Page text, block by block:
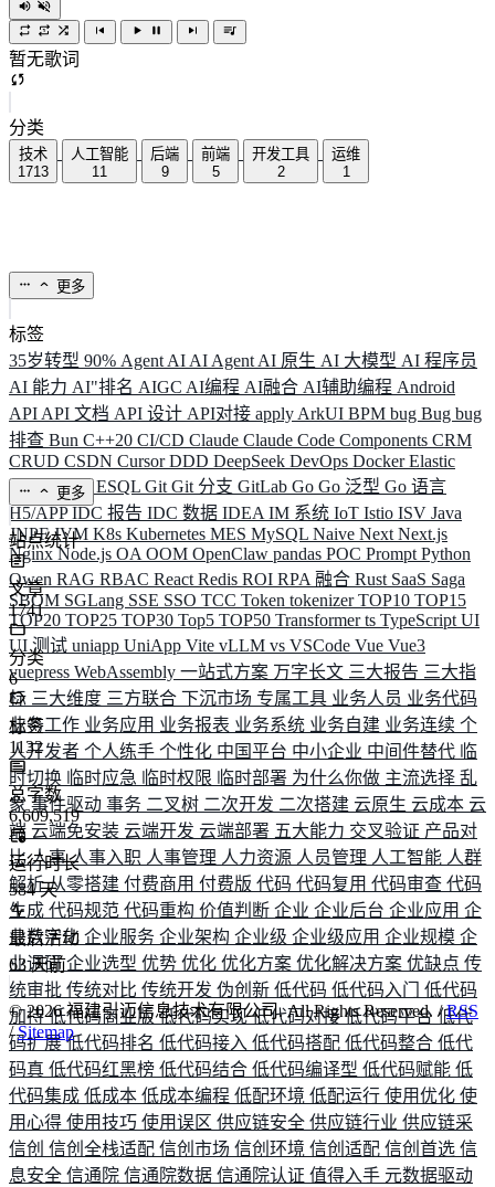
暂无歌词
分类
技术
1713
人工智能
11
后端
9
前端
5
开发工具
2
运维
1
更多
标签
35岁转型 90% AgentAIAI AgentAI 原生 AI 大模型 AI 程序员
AI 能力 AI"排名 AIGC AI编程 AI融合 AI辅助编程 Android
APIAPI 文档 API 设计 API对接 applyArkUI BPM bug Bug bug
排查 Bun C++20 CI/CD Claude Claude Code Components CRM
CRUD CSDN CursorDDD DeepSeek DevOps DockerElastic
ELK ElysiaESQL GitGit 分支 GitLab Go Go 泛型 Go 语言
H5/APPIDC 报告 IDC 数据 IDEAIM 系统 IoT Istio ISV Java
JNPFJVM K8s Kubernetes MES MySQL Naive NextNext.js
NginxNode.js OAOOM OpenClaw pandas POC PromptPython
Qwen RAG RBAC ReactRedis ROI RPA 融合 Rust SaaS Saga
SBOM SGLang SSE SSO TCC Token tokenizerTOP10 TOP15
TOP20 TOP25 TOP30 Top5 TOP50 Transformerts TypeScriptUI
UI 测试 uniapp UniApp Vite vLLM vs VSCode Vue Vue3
vuepress WebAssembly 一站式方案 万字长文 三大报告 三大指
标 三大维度 三方联合 下沉市场 专属工具 业务人员 业务代码
业务工作 业务应用 业务报表 业务系统 业务自建 业务连续 个
人开发者 个人练手 个性化 中国平台 中小企业 中间件替代 临
时切换 临时应急 临时权限 临时部署 为什么你做 主流选择 乱
象事件驱动 事务 二叉树 二次开发 二次搭建 云原生 云成本 云
端 云端免安装 云端开发 云端部署 五大能力 交叉验证 产品对
比人事人事入职 人事管理 人力资源 人员管理 人工智能 人群
解析从零搭建 付费商用 付费版 代码 代码复用 代码审查 代码
生成 代码规范 代码重构 价值判断 企业 企业后台 企业应用 企
业数字化 企业服务 企业架构 企业级 企业级应用 企业规模 企
业调研企业选型 优势 优化 优化方案 优化解决方案 优缺点 传
统审批 传统对比 传统开发 伪创新 低代码 低代码入门 低代码
加持低代码商业版低代码实现低代码对接低代码平台 低代
码扩展低代码排名 低代码接入 低代码搭配 低代码整合 低代
码真 低代码红黑榜 低代码结合 低代码编译型 低代码赋能 低
代码集成 低成本 低成本编程 低配环境 低配运行 使用优化 使
用心得 使用技巧 使用误区 供应链安全 供应链行业 供应链采
信创 信创全栈适配 信创市场 信创环境 信创适配 信创首选 信
息安全 信通院 信通院数据 信通院认证 值得入手 元数据驱动
更多
站点统计
文章
1741
分类
6
标签
1132
总字数
6,609,519
运行时长
584 天
最后活动
63 天前
©2026福建引迈信息技术有限公司. All Rights Reserved. /RSS
/Sitemap